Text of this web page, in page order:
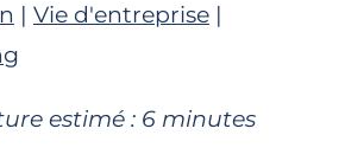
| Vie d'entreprise|
estimé : 6 minutes